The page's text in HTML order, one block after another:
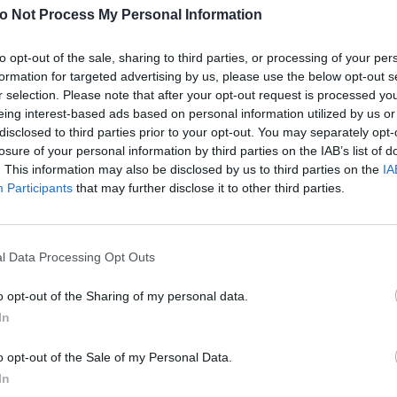
Not Process My Personal Information
opt-out of the sale, sharing to third parties, or processing of your
for targeted advertising by us, please use the below opt-out
selection. Please note that after your opt-out request is processed
interest-based ads based on personal information utilized by us
to third parties prior to your opt-out. You may separately
of your personal information by third parties on the IAB’s list of
This information may also be disclosed by us to third parties on the
Participants that may further disclose it to other third parties.
Data Processing Opt Outs
opt-out of the Sharing of my personal data.
opt-out of the Sale of my Personal Data.
χάζευα κάποια περσινά βίντεο με την μικρή Σοφία
πιστέψω ποσό πολύ έχει αλλάξει απο τότε μέχρι
Συνειδητοποίησα επίσης πράγματα που ΔΕΝ
Δεν την ζούμπαγα αρκετά, πρόσεχα παρά πολύ τι
το έκανα και γενικά παρατήρησα και θυμήθηκα μια
μηδενικό αυθορμητισμό. Πρώτη φορά μαμά
για εμένα τότε ήταν να μην υπάρχουν
λες και θα πιανόμουνα στον υπνο… Το πιο
πως άμα γύρναγα τον χρόνο πίσω ακριβώς τα
σωστά θα έκανα! Μετά τους 6 μήνες εάν
όπως επίσης άρχισα να ξεχνώ τις πολύ
απο το πρώτο καιρό με το μωρό στο σπιτι.
δίκιο είχατε όσες μου το είχατε επικοινωνήσει
media. Ωστόσο εγώ θέλω, και αυτό θα κάνω απο
Point of View
ΑΠΟΣΤΟΛΟΠΟΥΛΟΥ
καλοκαιρινή
φέτα και φράουλες
A STORY BY KORI
ΔΑΦΝΗ ΚΑΡΑΒΟΚΥΡΗ
Nτίνα Νικολάου: «Όταν
πανικού νόμιζα πως θα